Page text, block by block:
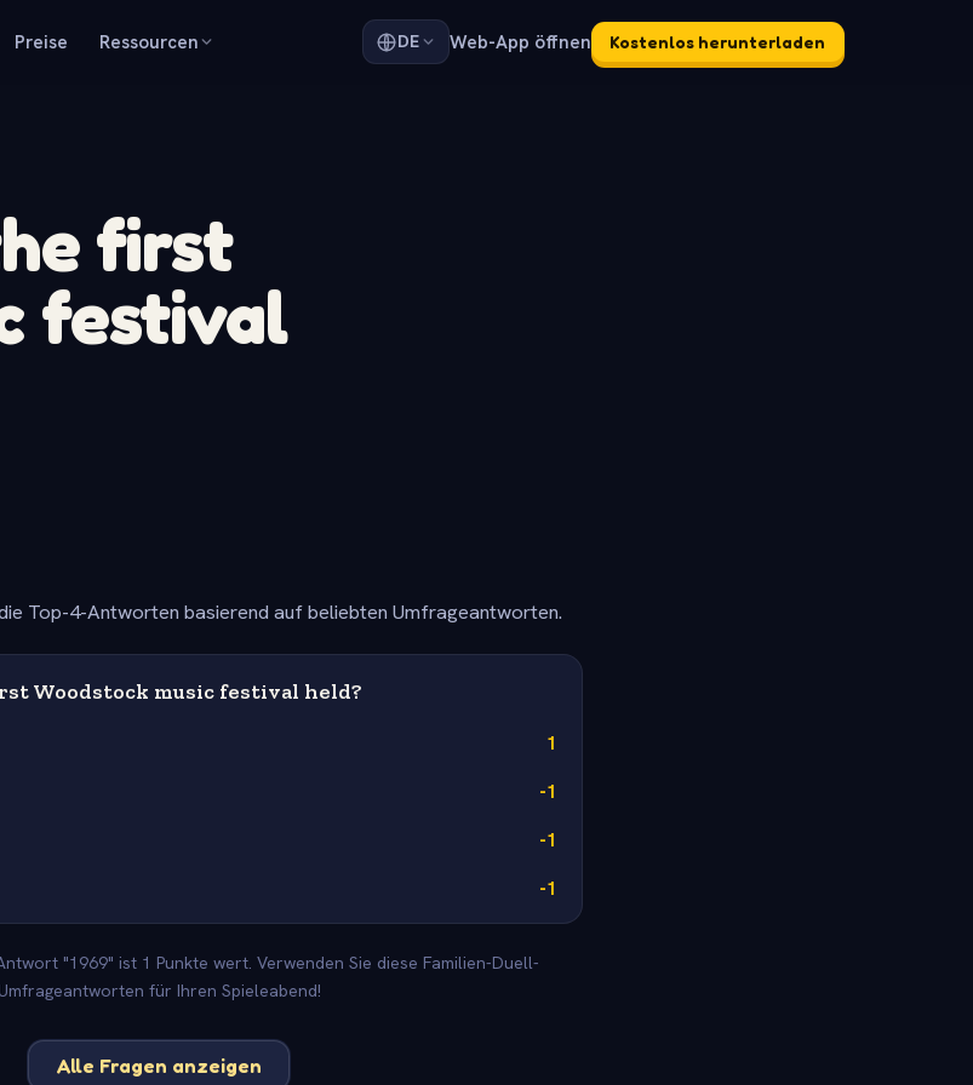
Preise Ressourcen DE Web-App öffnen Kostenlos herunterladen
first
festival
Top-4-Antworten basierend auf beliebten Umfrageantworten.
Woodstock music festival held?
1
-1
-1
-1
"1969" ist 1 Punkte wert. Verwenden Sie diese Familien-Duell-
Umfrageantworten für Ihren Spieleabend!
Alle Fragen anzeigen